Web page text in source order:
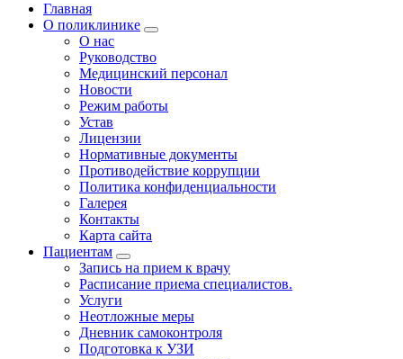
Главная
О поликлинике
О нас
Руководство
Медицинский персонал
Новости
Режим работы
Устав
Лицензии
Нормативные документы
Противодействие коррупции
Политика конфиденциальности
Галерея
Контакты
Карта сайта
Пациентам
Запись на прием к врачу
Расписание приема специалистов.
Услуги
Неотложные меры
Дневник самоконтроля
Подготовка к УЗИ